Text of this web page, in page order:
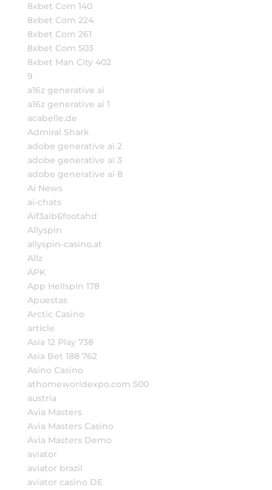
8xbet Com 140
8xbet Com 224
8xbet Com 261
8xbet Com 503
8xbet Man City 402
9
a16z generative ai
a16z generative ai 1
acabelle.de
Admiral Shark
adobe generative ai 2
adobe generative ai 3
adobe generative ai 8
Ai News
ai-chats
Aif3aib6footahd
Allyspin
allyspin-casino.at
Allz
APK
App Hellspin 178
Apuestas
Arctic Casino
article
Asia 12 Play 738
Asia Bet 188 762
Asino Casino
athomeworldexpo.com 500
austria
Avia Masters
Avia Masters Casino
Avia Masters Demo
aviator
aviator brazil
aviator casino DE